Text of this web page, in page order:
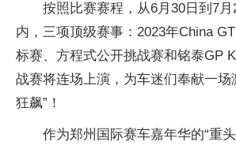
按照比赛赛程，从6月30日到7
内，三项顶级赛事：2023年China
标赛、方程式公开挑战赛和铭泰GP
战赛将连场上演，为车迷们奉献一场
狂飙”！
作为郑州国际赛车嘉年华的“重